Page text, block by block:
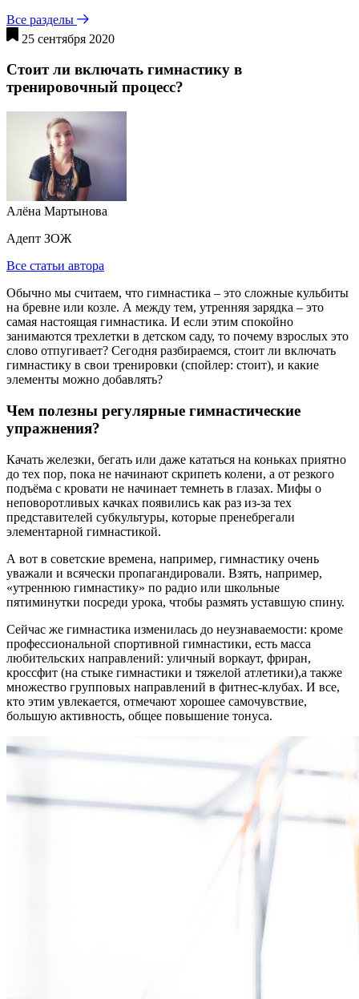
Все разделы
25 сентября 2020
Стоит ли включать гимнастику в
тренировочный процесс?
Алёна Мартынова
Адепт ЗОЖ
Все статьи автора
Обычно мы считаем, что гимнастика – это сложные кульбиты
на бревне или козле. А между тем, утренняя зарядка – это
самая настоящая гимнастика. И если этим спокойно
занимаются трехлетки в детском саду, то почему взрослых это
слово отпугивает? Сегодня разбираемся, стоит ли включать
гимнастику в свои тренировки (спойлер: стоит), и какие
элементы можно добавлять?
Чем полезны регулярные гимнастические
упражнения?
Качать железки, бегать или даже кататься на коньках приятно
до тех пор, пока не начинают скрипеть колени, а от резкого
подъёма с кровати не начинает темнеть в глазах. Мифы о
неповоротливых качках появились как раз из-за тех
представителей субкультуры, которые пренебрегали
элементарной гимнастикой.
А вот в советские времена, например, гимнастику очень
уважали и всячески пропагандировали. Взять, например,
«утреннюю гимнастику» по радио или школьные
пятиминутки посреди урока, чтобы размять уставшую спину.
Сейчас же гимнастика изменилась до неузнаваемости: кроме
профессиональной спортивной гимнастики, есть масса
любительских направлений: уличный воркаут, фриран,
кроссфит (на стыке гимнастики и тяжелой атлетики),а также
множество групповых направлений в фитнес-клубах. И все,
кто этим увлекается, отмечают хорошее самочувствие,
большую активность, общее повышение тонуса.